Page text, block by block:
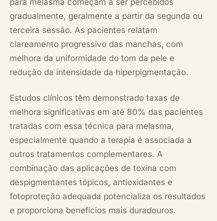
para melasma começam a ser percebidos
gradualmente, geralmente a partir da segunda ou
terceira sessão. As pacientes relatam
clareamento progressivo das manchas, com
melhora da uniformidade do tom da pele e
redução da intensidade da hiperpigmentação.
Estudos clínicos têm demonstrado taxas de
melhora significativas em até 80% das pacientes
tratadas com essa técnica para melasma,
especialmente quando a terapia é associada a
outros tratamentos complementares. A
combinação das aplicações de toxina com
despigmentantes tópicos, antioxidantes e
fotoproteção adequada potencializa os resultados
e proporciona benefícios mais duradouros.